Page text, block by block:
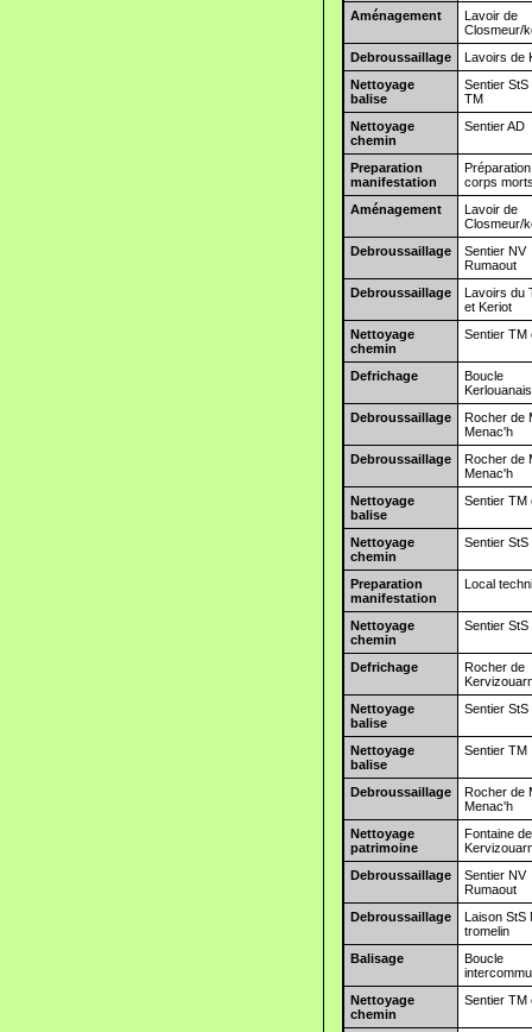
Aménagement
Lavoir de
Closmeur/
Debroussaillage
Lavoirs de
Nettoyage
balise
Sentier StS
TM
Nettoyage
chemin
Sentier AD
Preparation
manifestation
corps
Aménagement
Lavoir de
Closmeur/
Debroussaillage
Sentier NV
Rumaout
Debroussaillage
Lavoirs du
et Keriot
Nettoyage
chemin
Sentier TM
Defrichage
Boucle
Debroussaillage
Rocher de
Menac'h
Debroussaillage
Rocher de
Menac'h
Nettoyage
balise
Sentier TM
Nettoyage
chemin
Sentier StS
Preparation
manifestation
Local
Nettoyage
chemin
Sentier StS
Defrichage
Rocher de
Nettoyage
balise
Sentier StS
Nettoyage
balise
Sentier TM
Debroussaillage
Rocher de
Menac'h
Nettoyage
patrimoine
Fontaine de
Debroussaillage
Sentier NV
Rumaout
Debroussaillage
Laison StS
tromelin
Balisage
Boucle
Nettoyage
chemin
Sentier TM